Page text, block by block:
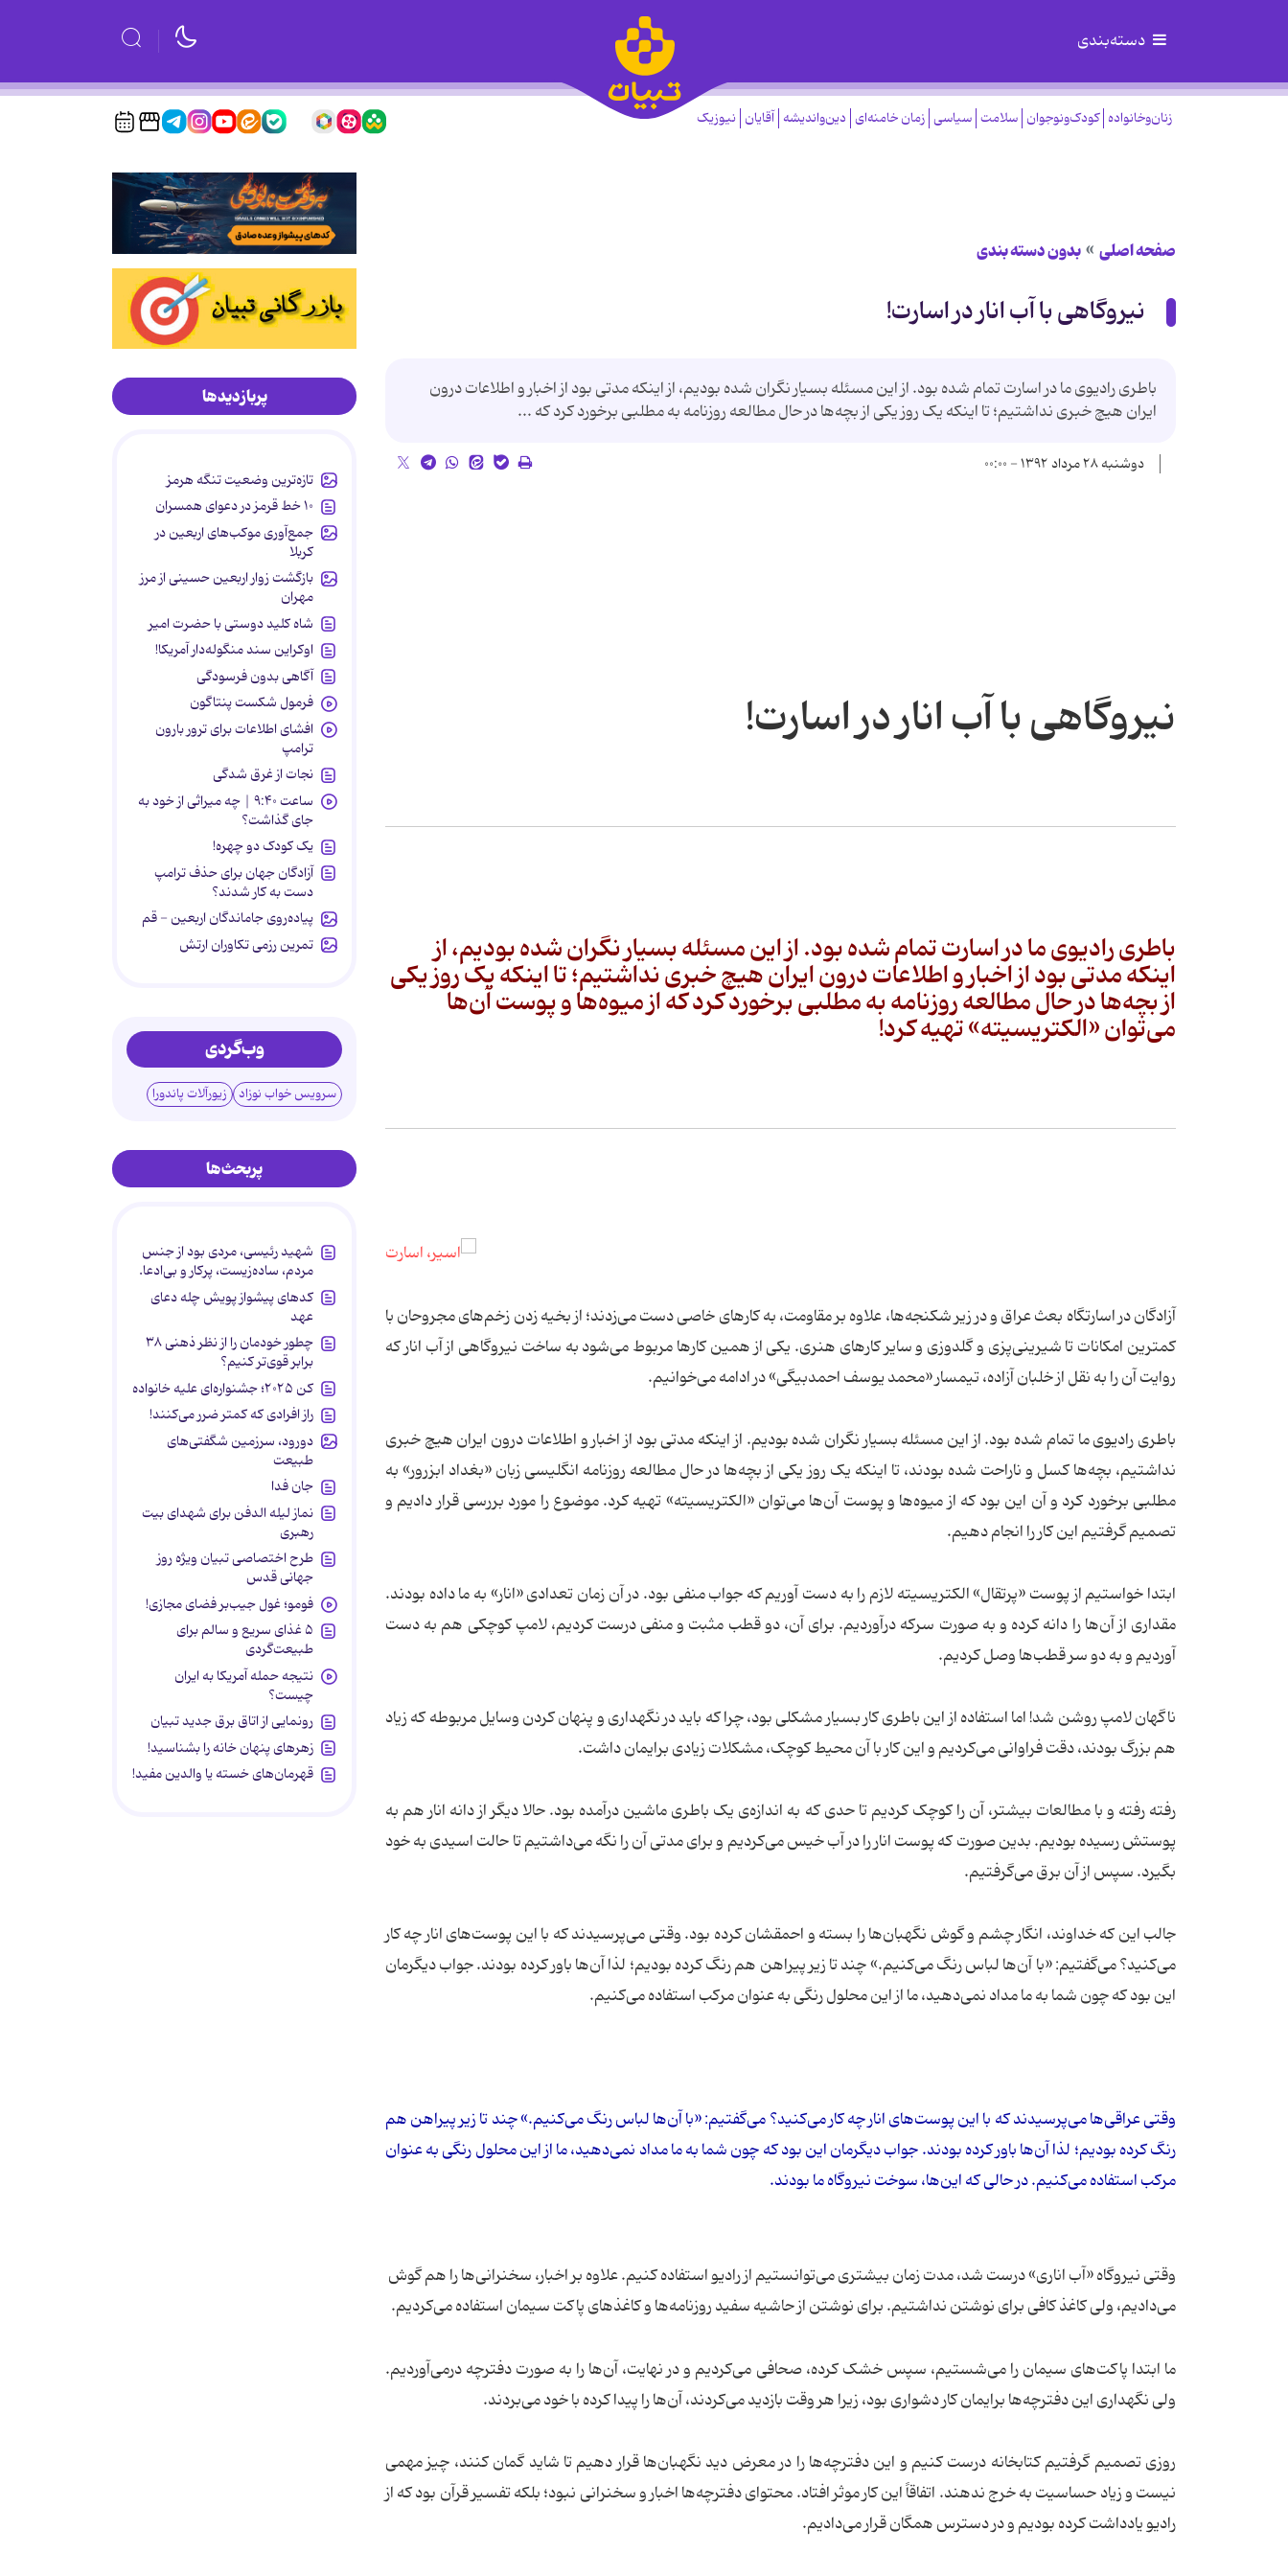
دسته‌بندی
زنان‌وخانواده کودک‌ونوجوان سلامت سیاسی زمان خامنه‌ای دین‌واندیشه آقایان نیوزیک
صفحه اصلی بدون دسته بندی
نیروگاهی با آب انار در اسارت!
باطری رادیوی‌ ما در اسارت تمام شده بود. از این مسئله بسیار نگران شده بودیم، از اینکه مدتی بود از اخبار و اطلاعات درون
ایران هیچ خبری نداشتیم؛ تا اینکه یک روز یکی از بچه‌ها در حال مطالعه روزنامه به مطلبی برخورد کرد که ...
دوشنبه ۲۸ مرداد ۱۳۹۲ - ۰۰:۰۰
نیروگاهی با آب انار در اسارت!
باطری رادیوی‌ ما در اسارت تمام شده بود. از این مسئله بسیار نگران شده بودیم، از
اینکه مدتی بود از اخبار و اطلاعات درون ایران هیچ خبری نداشتیم؛ تا اینکه یک روز یکی
از بچه‌ها در حال مطالعه روزنامه به مطلبی برخورد کرد که از میوه‌ها و پوست آن‌ها
می‌توان «الکتریسیته» تهیه کرد!
آزادگان در اسارتگاه بعث عراق و در زیر شکنجه‌ها، علاوه بر مقاومت، به کارهای خاصی دست می‌زدند؛ از بخیه زدن زخم‌های مجروحان با
کمترین امکانات تا شیرینی‌پزی و گلدوزی و سایر کارهای هنری. یکی از همین کارها مربوط می‌شود به ساخت نیروگاهی از آب انار که
روایت آن را به نقل از خلبان آزاده، تیمسار «محمد یوسف احمدبیگی» در ادامه می‌خوانیم.
باطری رادیوی ما تمام شده بود. از این مسئله بسیار نگران شده بودیم. از اینکه مدتی بود از اخبار و اطلاعات درون ایران هیچ خبری
نداشتیم، بچه‌ها کسل و ناراحت شده بودند، تا اینکه یک روز یکی از بچه‌ها در حال مطالعه روزنامه انگلیسی زبان «بغداد ابزرور» به
مطلبی برخورد کرد و آن این بود که از میوه‌ها و پوست آن‌ها می‌توان «الکتریسیته» تهیه کرد. موضوع را مورد بررسی قرار دادیم و
تصمیم گرفتیم این کار را انجام دهیم.
ابتدا خواستیم از پوست «پرتقال» الکتریسیته لازم را به دست آوریم که جواب منفی بود. در آن زمان تعدادی «انار» به ما داده بودند.
مقداری از آن‌ها را دانه کرده و به صورت سرکه درآوردیم. برای آن، دو قطب مثبت و منفی درست کردیم، لامپ کوچکی هم به دست
آوردیم و به دو سر قطب‌ها وصل کردیم.
ناگهان لامپ روشن شد! اما استفاده از این باطری کار بسیار مشکلی بود، چرا که باید در نگهداری و پنهان کردن وسایل مربوطه که زیاد
هم بزرگ بودند، دقت فراوانی می‌کردیم و این کار با آن محیط کوچک، مشکلات زیادی برایمان داشت.
رفته رفته و با مطالعات بیشتر، آن را کوچک کردیم تا حدی که به اندازه‌ی یک باطری ماشین درآمده بود. حالا دیگر از دانه انار هم به
پوستش رسیده بودیم. بدین صورت که پوست انار را در آب خیس می‌کردیم و برای مدتی آن را نگه می‌داشتیم تا حالت اسیدی به خود
بگیرد. سپس از آن برق می‌گرفتیم.
جالب این که خداوند، انگار چشم و گوش نگهبان‌ها را بسته و احمقشان کرده بود. وقتی می‌پرسیدند که با این پوست‌های انار چه کار
می‌کنید؟ می‌گفتیم: «با آن‌ها لباس رنگ می‌کنیم.» چند تا زیر پیراهن هم رنگ کرده بودیم؛ لذا آن‌ها باور کرده بودند. جواب دیگرمان
این بود که چون شما به ما مداد نمی‌دهید، ما از این محلول رنگی به عنوان مرکب استفاده می‌کنیم.
وقتی عراقی‌ها می‌پرسیدند که با این پوست‌های انار چه کار می‌کنید؟ می‌گفتیم: «با آن‌ها لباس رنگ می‌کنیم.» چند تا زیر پیراهن هم
رنگ کرده بودیم؛ لذا آن‌ها باور کرده بودند. جواب دیگرمان این بود که چون شما به ما مداد نمی‌دهید، ما از این محلول رنگی به عنوان
مرکب استفاده می‌کنیم. در حالی كه این‌ها، سوخت نیروگاه ما بودند.
وقتی نیروگاه «آب اناری» درست شد، مدت زمان بیشتری می‌توانستیم از رادیو استفاده کنیم. علاوه بر اخبار، سخنرانی‌ها را هم گوش
می‌دادیم، ولی کاغذ کافی برای نوشتن نداشتیم. برای نوشتن از حاشیه سفید روزنامه‌ها و کاغذهای پاکت سیمان استفاده می‌کردیم.
ما ابتدا پاکت‌های سیمان را می‌شستیم، سپس خشک کرده، صحافی می‌کردیم و در نهایت، آن‌ها را به صورت دفترچه درمی‌آوردیم.
ولی نگهداری این دفترچه‌ها برایمان کار دشواری بود، زیرا هر وقت بازدید می‌کردند، آن‌ها را پیدا کرده با خود می‌بردند.
روزی تصمیم گرفتیم کتابخانه درست کنیم و این دفترچه‌ها را در معرض دید نگهبان‌ها قرار دهیم تا شاید گمان کنند، چیز مهمی
نیست و زیاد حساسیت به خرج ندهند. اتفاقاً این کار موثر افتاد. محتوای دفترچه‌ها اخبار و سخنرانی نبود؛ بلکه تفسیر قرآن بود که از
رادیو یادداشت کرده بودیم و در دسترس همگان قرار می‌دادیم.
پربازدیدها
تازه‌ترین وضعیت تنگه هرمز
۱۰ خط قرمز در دعوای همسران
جمع‌آوری موکب‌های اربعین در
کربلا
بازگشت زوار اربعین حسینی از مرز
مهران
شاه کلید دوستی با حضرت امیر
اوکراین سند منگوله‌دار آمریکا!
آگاهی بدون فرسودگی
فرمول شکست پنتاگون
افشای اطلاعات برای ترور بارون
ترامپ
نجات از غرق شدگی
ساعت ۹:۴۰ | چه میراثی از خود به
جای گذاشت؟
یک کودک دو چهره!
آزادگان جهان برای حذف ترامپ
دست به کار شدند؟
پیاده‌روی جاماندگان اربعین - قم
تمرین رزمی تکاوران ارتش
وب‌گردی
سرویس خواب نوزاد زیورآلات پاندورا
پربحث‌ها
شهید رئیسی، مردی بود از جنس
مردم، ساده‌زیست، پرکار و بی‌ادعا.
کدهای پیشواز پویش چله دعای
عهد
چطور خودمان را از نظر ذهنی ۳۸
برابر قوی‌تر کنیم؟
کن ۲۰۲۵؛ جشنواره‌ای علیه خانواده
راز افرادی که کمتر ضرر می‌کنند!
دورود، سرزمین شگفتی‌های
طبیعت
جان فدا
نماز لیله الدفن برای شهدای بیت
رهبری
طرح اختصاصی تبیان ویژه روز
جهانی قدس
فومو؛ غول جیب‌بر فضای مجازی!
۵ غذای سریع و سالم برای
طبیعت‌گردی
نتیجه حمله آمریکا به ایران
چیست؟
رونمایی از اتاق برق جدید تبیان
زهرهای پنهان خانه را بشناسید!
قهرمان‌های خسته یا والدین مفید!